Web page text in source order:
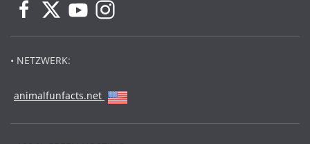
• NETZWERK:
animalfunfacts.net